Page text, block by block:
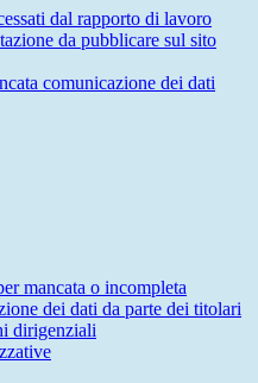
dal rapporto di lavoro
da pubblicare sul sito
comunicazione dei dati
mancata o incompleta
dei dati da parte dei titolari
dirigenziali